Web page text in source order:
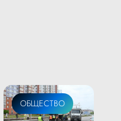
ЖКХ
ОБЩЕСТВО